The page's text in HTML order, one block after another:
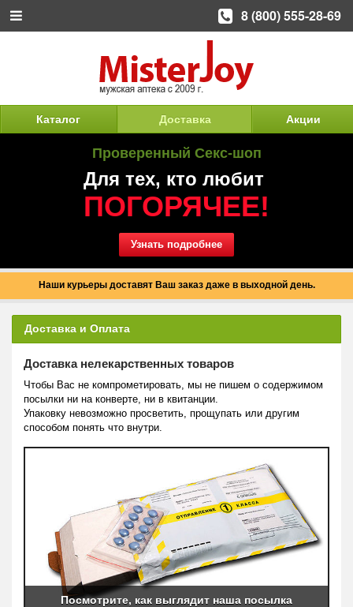
Каталог Доставка Акции
Проверенный Секс-шоп
Для тех, кто любит
ПОГОРЯЧЕЕ!
Узнать подробнее
Наши курьеры доставят Ваш заказ даже в выходной день.
Доставка и Оплата
Доставка нелекарственных товаров
Чтобы Вас не компрометировать, мы не пишем о содержимом
посылки ни на конверте, ни в квитанции.
Упаковку невозможно просветить, прощупать или другим
способом понять что внутри.
Посмотрите, как выглядит наша посылка
8 (800) 555-28-69